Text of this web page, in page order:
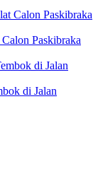
Paskibraka
di Jalan